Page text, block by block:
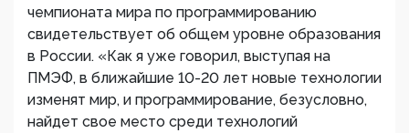
чемпионата мира по программированию
свидетельствует об общем уровне образования
в России. «Как я уже говорил, выступая на
ПМЭФ, в ближайшие 10-20 лет новые технологии
изменят мир, и программирование, безусловно,
найдет свое место среди технологий